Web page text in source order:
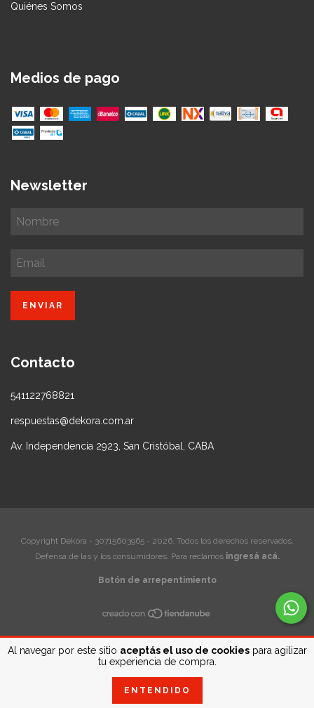
Al navegar por este sitio aceptás el uso de cookiespara agilizar
tu experiencia de compra.
ENTENDIDO
Quiénes Somos
Medios de pago
Newsletter
Contacto
541122768821
respuestas@dekora.com.ar
Av. Independencia 2923, San Cristóbal, CABA
Copyright Dekora - 30715603965 - 2026. Todos los derechos reservados.
Defensa de las y los consumidores. Para reclamos ingresá acá.
Botón de arrepentimiento